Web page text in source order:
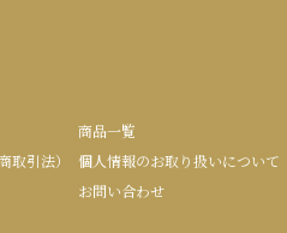
商品一覧
取引法）
個人情報のお取り扱いについて
お問い合わせ